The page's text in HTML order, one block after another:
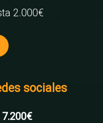
2.000€
sociales